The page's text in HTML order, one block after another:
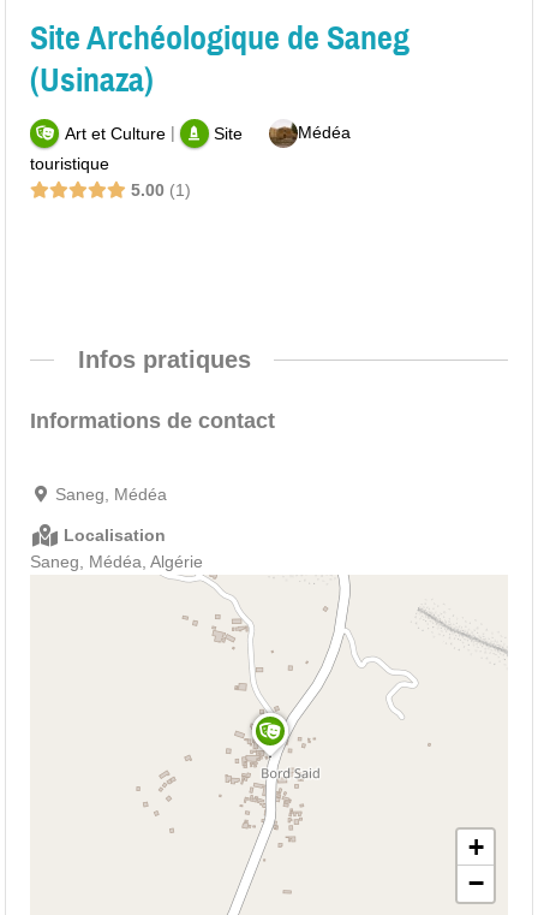
Site Archéologique de Saneg
(Usinaza)
Art et Culture|
Site
touristique
Médéa
5.00 1
Infos pratiques
Informations de contact
Saneg, Médéa
Localisation
Saneg, Médéa, Algérie
+
−